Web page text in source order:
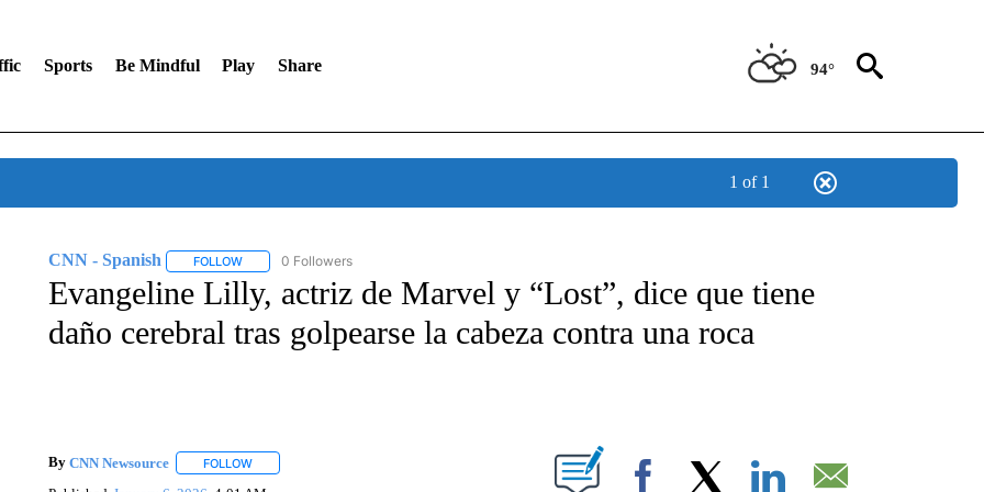
Sports Be Mindful Play Share 94°
1 of 1
CNN - Spanish FOLLOWFOLLOW "CNN - SPANISH" TO RECEIVE NOTIFICATIONS ABOUT NEW PAGES ON "CNN - SPANISH".
0 Followers
Evangeline Lilly, actriz de Marvel y “Lost”, dice que tiene
daño cerebral tras golpearse la cabeza contra una roca
By CNN Newsource FOLLOWFOLLOW "" TO RECEIVE NOTIFICATIONS ABOUT NEW PAGES ON "".